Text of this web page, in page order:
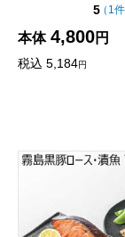
5点（
（ 1件
本体 4,800円
税込 5,184円
霧島黒豚ロース
・早得・期間限